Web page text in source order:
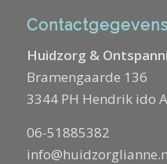
Contactgegevens
Huidzorg &
Bramengaarde 136
3344 PH Hendrik ido
06-51885382